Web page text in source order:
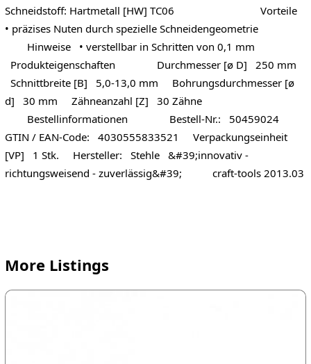
Schneidstoff: Hartmetall [HW] TC06 Vorteile
• präzises Nuten durch spezielle Schneidengeometrie
Hinweise • verstellbar in Schritten von 0,1 mm
Produkteigenschaften Durchmesser [ø D] 250 mm
Schnittbreite [B] 5,0-13,0 mm Bohrungsdurchmesser [ø
d] 30 mm Zähneanzahl [Z] 30 Zähne
Bestellinformationen Bestell-Nr.: 50459024
GTIN / EAN-Code: 4030555833521 Verpackungseinheit
[VP] 1 Stk. Hersteller: Stehle &#39;innovativ -
richtungsweisend - zuverlässig&#39; craft-tools 2013.03
More Listings